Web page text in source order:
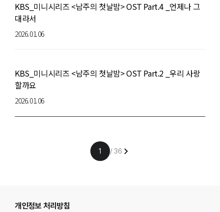
KBS_미니시리즈 <남주의 첫날밤> OST Part.4 _언제나 그
대라서
2026.01.06
KBS_미니시리즈 <남주의 첫날밤> OST Part.2 _우리 사랑
할까요
2026.01.06
개인정보 처리방침